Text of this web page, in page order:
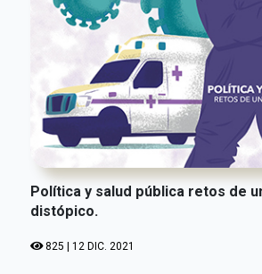
Política y salud pública retos de
distópico.
825 | 12 DIC. 2021